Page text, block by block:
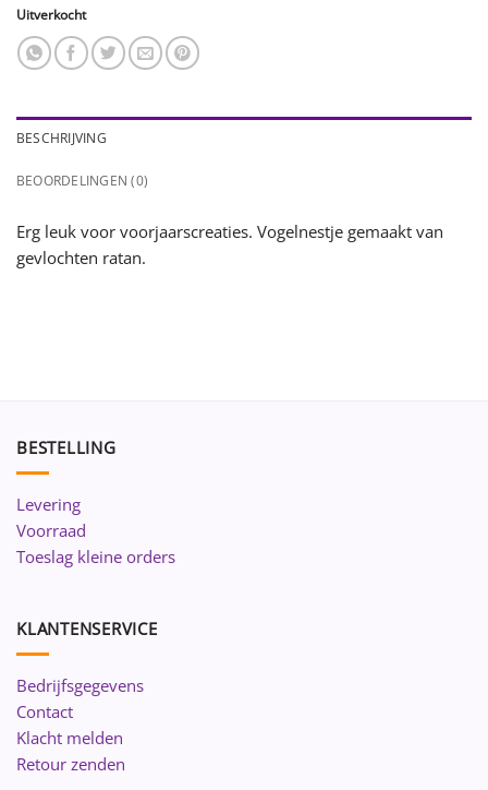
Uitverkocht
BESCHRIJVING
BEOORDELINGEN (0)
Erg leuk voor voorjaarscreaties. Vogelnestje gemaakt van
gevlochten ratan.
BESTELLING
Levering
Voorraad
Toeslag kleine orders
KLANTENSERVICE
Bedrijfsgegevens
Contact
Klacht melden
Retour zenden